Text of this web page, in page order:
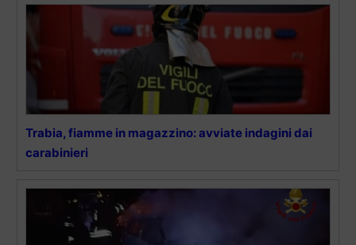
Trabia, fiamme in magazzino: avviate indagini dai
carabinieri